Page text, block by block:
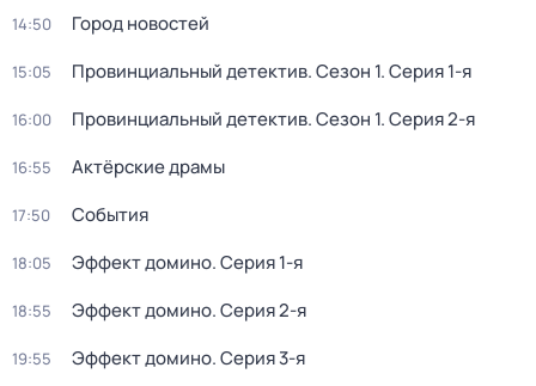
14:50 Город новостей
15:05 Провинциальный детектив. Сезон 1. Серия 1-я
16:00 Провинциальный детектив. Сезон 1. Серия 2-я
16:55 Актёрские драмы
17:50 События
18:05 Эффект домино. Серия 1-я
18:55 Эффект домино. Серия 2-я
19:55 Эффект домино. Серия 3-я